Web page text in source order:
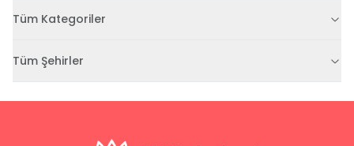
Tüm Kategoriler
Tüm Şehirler